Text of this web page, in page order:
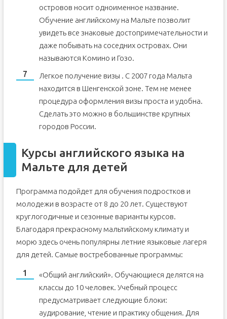
островов носит одноименное название.
Обучение английскому на Мальте позволит
увидеть все знаковые достопримечательности и
даже побывать на соседних островах. Они
называются Комино и Гозо.
Легкое получение визы . С 2007 года Мальта
находится в Шенгенской зоне. Тем не менее
процедура оформления визы проста и удобна.
Сделать это можно в большинстве крупных
городов России.
Курсы английского языка на
Мальте для детей
Программа подойдет для обучения подростков и
молодежи в возрасте от 8 до 20 лет. Существуют
круглогодичные и сезонные варианты курсов.
Благодаря прекрасному мальтийскому климату и
морю здесь очень популярны летние языковые лагеря
для детей. Самые востребованные программы:
«Общий английский». Обучающиеся делятся на
классы до 10 человек. Учебный процесс
предусматривает следующие блоки:
аудирование, чтение и практику общения. Для